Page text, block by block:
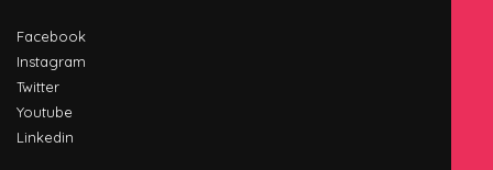
Facebook
Instagram
Twitter
Youtube
Linkedin